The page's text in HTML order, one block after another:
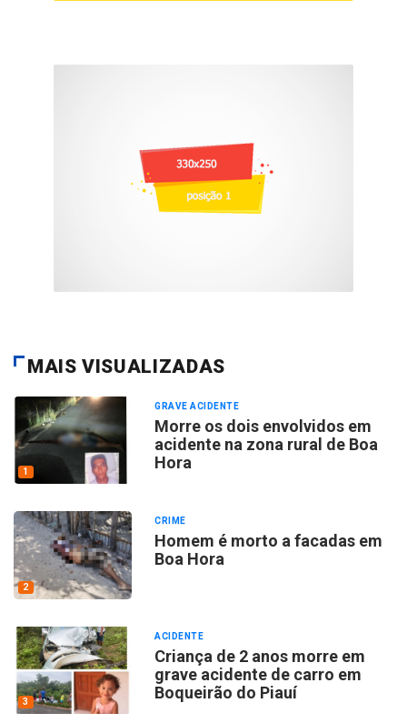
MAIS VISUALIZADAS
1
GRAVE ACIDENTE
Morre os dois envolvidos em
acidente na zona rural de Boa
Hora
2
CRIME
Homem é morto a facadas em
Boa Hora
3
ACIDENTE
Criança de 2 anos morre em
grave acidente de carro em
Boqueirão do Piauí